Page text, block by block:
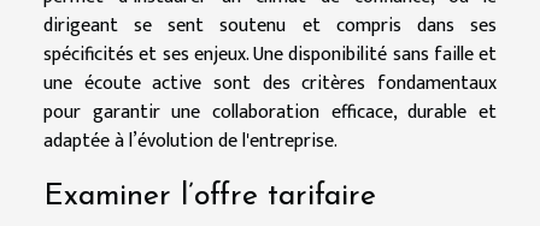
dirigeant se sent soutenu et compris dans ses
spécificités et ses enjeux. Une disponibilité sans faille et
une écoute active sont des critères fondamentaux
pour garantir une collaboration efficace, durable et
adaptée à l’évolution de l'entreprise.
Examiner l’offre tarifaire